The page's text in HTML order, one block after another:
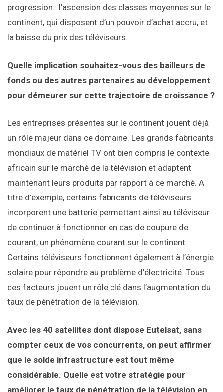
progression : l’ascension des classes moyennes sur le
continent, qui disposent d’un pouvoir d’achat accru, et
la baisse du prix des téléviseurs.
Quelle implication souhaitez-vous des bailleurs de
fonds ou des autres partenaires au développement
pour démeurer sur cette trajectoire de croissance ?
Les entreprises présentes sur le continent jouent déjà
un rôle majeur dans ce domaine. Les grands fabricants
mondiaux de matériel TV ont bien compris le contexte
africain sur le marché de la télévision et adaptent
maintenant leurs produits par rapport à ce marché. A
titre d’exemple, certains fabricants de téléviseurs
incorporent une batterie permettant ainsi au téléviseur
de continuer à fonctionner en cas de coupure de
courant, un phénomène courant sur le continent.
Certains téléviseurs fonctionnent également à l’énergie
solaire pour répondre au problème d’électricité. Tous
ces facteurs jouent un rôle clé dans l’augmentation du
taux de pénétration de la télévision.
Avec les 40 satellites dont dispose Eutelsat, sans
compter ceux de vos concurrents, on peut affirmer
que le solde infrastructure est tout même
considérable. Quelle est votre stratégie pour
améliorer le taux de pénétration de la télévision en